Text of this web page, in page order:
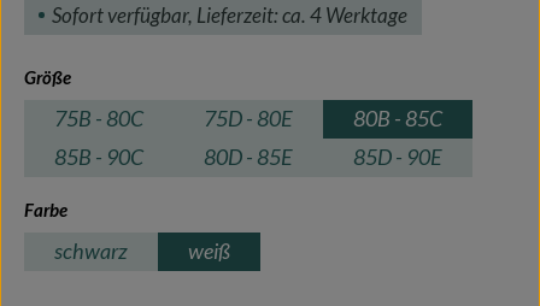
Sofort verfügbar, Lieferzeit: ca. 4 Werktage
Größeauswählen
75B - 80C 75D - 80E
80B - 85C
85B - 90C
80D - 85E 85D - 90E
Farbeauswählen
schwarz weiß